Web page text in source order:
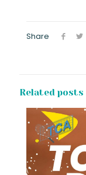
Share
Related posts